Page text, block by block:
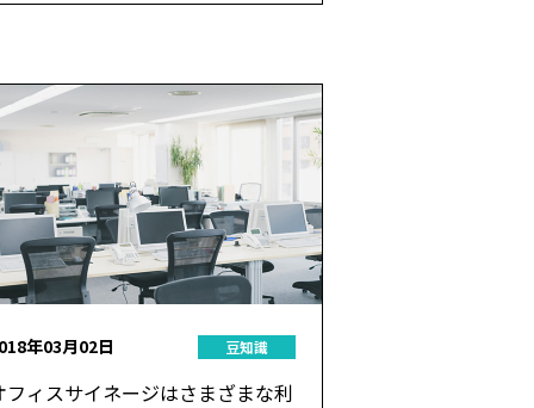
年03月02日 豆知識
フィスサイネージはさまざまな利